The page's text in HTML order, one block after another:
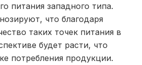
питания западного типа.
что благодаря
таких точек питания в
будет расти, что
потребления продукции.